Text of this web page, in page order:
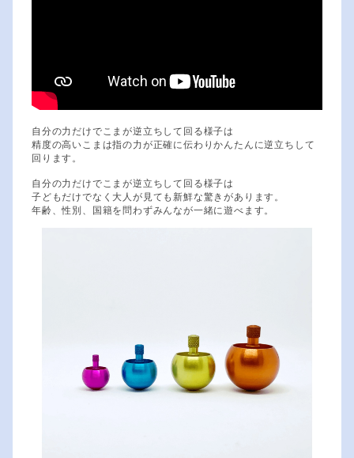
自分の力だけでこまが逆立ちして回る様子は
精度の高いこまは指の力が正確に伝わりかんたんに逆立ちして
回ります。
自分の力だけでこまが逆立ちして回る様子は
子どもだけでなく大人が見ても新鮮な驚きがあります。
年齢、性別、国籍を問わずみんなが一緒に遊べます。